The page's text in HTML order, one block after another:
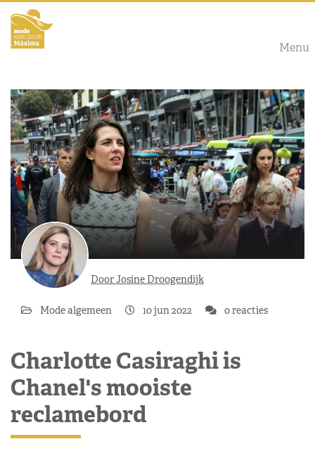
Menu
Door Josine Droogendijk
Mode algemeen 10 jun 2022 0 reacties
Charlotte Casiraghi is
Chanel's mooiste
reclamebord